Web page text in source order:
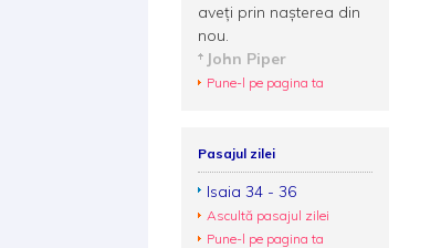
aveţi prin naşterea din
nou.
John Piper
Pune-l pe pagina ta
Pasajul zilei
Isaia 34 - 36
Ascultă pasajul zilei
Pune-l pe pagina ta